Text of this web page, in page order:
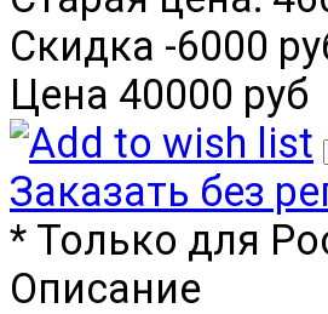
Скидка -6000
Цена 40000 руб
Заказать без
* Только для
Описание